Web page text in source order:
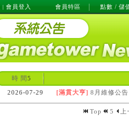
| 會員登入 會員特區 點數 / 儲
時 間 5
2026-07-29
[滿貫大亨] 8月維修公告
Top 5 上